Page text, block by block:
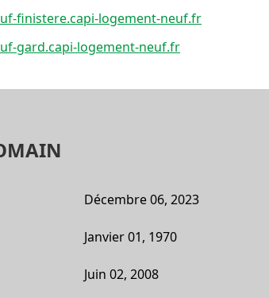
finistere.capi-logement-neuf.fr
gard.capi-logement-neuf.fr
Décembre 06, 2023
Janvier 01, 1970
Juin 02, 2008